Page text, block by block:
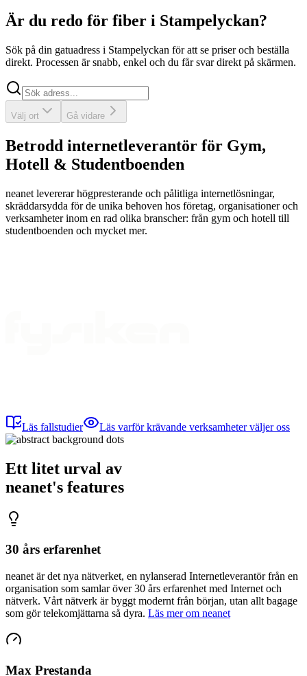
Är du redo för fiber i Stampelyckan?
Sök på din gatuadress i Stampelyckan för att se priser och beställa
direkt. Processen är snabb, enkel och du får svar direkt på skärmen.
Sök
Välj ort Gå vidare
Betrodd internetleverantör för Gym,
Hotell & Studentboenden
neanet levererar högpresterande och pålitliga internetlösningar,
skräddarsydda för de unika behoven hos företag, organisationer och
verksamheter inom en rad olika branscher: från gym och hotell till
studentboenden och mycket mer.
Läs fallstudier Läs varför krävande verksamheter väljer oss
Ett litet urval av
neanet's features
30 års erfarenhet
neanet är det nya nätverket, en nylanserad Internetleverantör från en
organisation som samlar över 30 års erfarenhet med Internet och
nätverk. Vårt nätverk är byggt modernt från början, utan allt bagage
som gör telekomjättarna så dyra. Läs mer om neanet
Max Prestanda